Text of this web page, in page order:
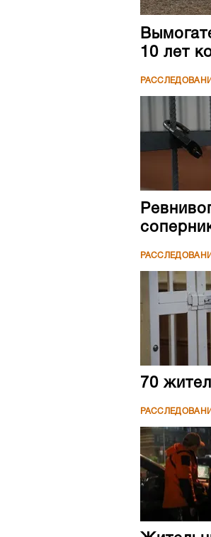
10 лет
70